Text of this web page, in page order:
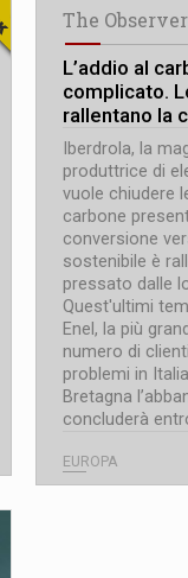
The Observer
L’addio al
complicato.
rallentano la
Iberdrola, la
produttrice di
vuole chiudere
carbone
conversione
sostenibile è
pressato dalle
Quest'ultimi
Enel, la più
numero di
problemi in
Bretagna
concluderà
EUROPA